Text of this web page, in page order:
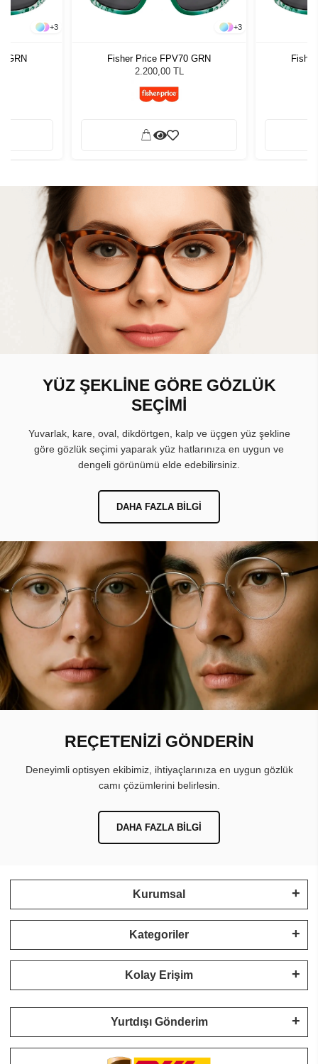
+3
GRN
+3
Fisher Price FPV70 GRN
2.200,00 TL
YÜZ ŞEKLİNE GÖRE GÖZLÜK
SEÇİMİ
Yuvarlak, kare, oval, dikdörtgen, kalp ve üçgen yüz şekline
göre gözlük seçimi yaparak yüz hatlarınıza en uygun ve
dengeli görünümü elde edebilirsiniz.
DAHA FAZLA BILGI
REÇETENİZİ GÖNDERİN
Deneyimli optisyen ekibimiz, ihtiyaçlarınıza en uygun gözlük
camı çözümlerini belirlesin.
DAHA FAZLA BILGI
Kurumsal
Kategoriler
Kolay Erişim
Yurtdışı Gönderim